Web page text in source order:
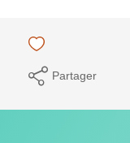
Partager